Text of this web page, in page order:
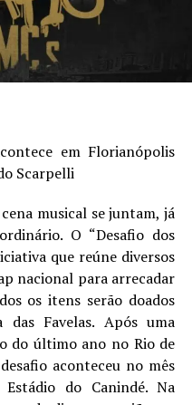
em Florianópolis
Scarpelli
musical se juntam, já
O “Desafio dos
que reúne diversos
nacional para arrecadar
os itens serão doados
das Favelas. Após uma
do último ano no Rio de
aconteceu no mês
do Canindé. Na